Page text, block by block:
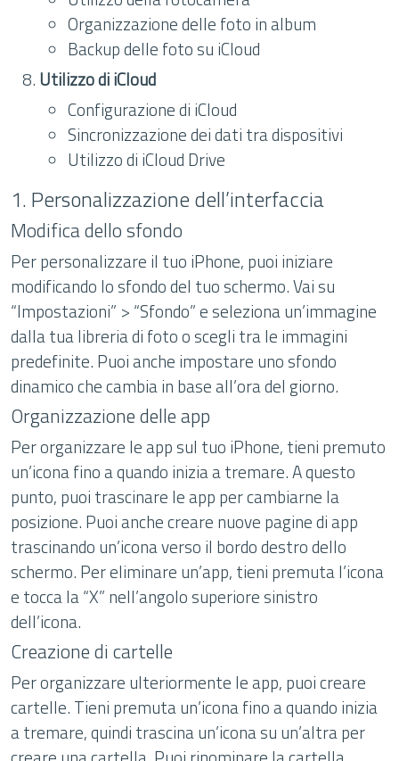
Organizzazione delle foto in album
Backup delle foto su iCloud
Utilizzo di iCloud
Configurazione di iCloud
Sincronizzazione dei dati tra dispositivi
Utilizzo di iCloud Drive
1. Personalizzazione dell’interfaccia
Modifica dello sfondo
Per personalizzare il tuo iPhone, puoi iniziare
modificando lo sfondo del tuo schermo. Vai su
“Impostazioni” > “Sfondo” e seleziona un’immagine
dalla tua libreria di foto o scegli tra le immagini
predefinite. Puoi anche impostare uno sfondo
dinamico che cambia in base all’ora del giorno.
Organizzazione delle app
Per organizzare le app sul tuo iPhone, tieni premuto
un’icona fino a quando inizia a tremare. A questo
punto, puoi trascinare le app per cambiarne la
posizione. Puoi anche creare nuove pagine di app
trascinando un’icona verso il bordo destro dello
schermo. Per eliminare un’app, tieni premuta l’icona
e tocca la “X” nell’angolo superiore sinistro
dell’icona.
Creazione di cartelle
Per organizzare ulteriormente le app, puoi creare
cartelle. Tieni premuta un’icona fino a quando inizia
a tremare, quindi trascina un’icona su un’altra per